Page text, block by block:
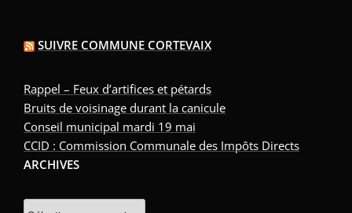
SUIVRE COMMUNE CORTEVAIX
Rappel – Feux d’artifices et pétards
Bruits de voisinage durant la canicule
Conseil municipal mardi 19 mai
CCID : Commission Communale des Impôts Directs
ARCHIVES